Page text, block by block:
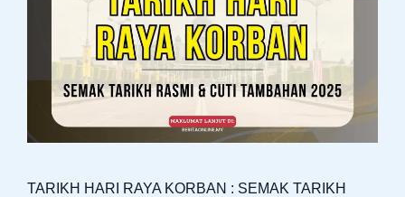
TARIKH HARI RAYA KORBAN : SEMAK TARIKH